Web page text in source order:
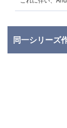
同一シリーズ